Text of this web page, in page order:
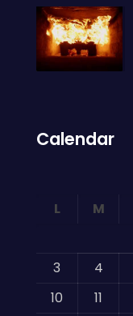
Calendar
L M
3
4
10
11